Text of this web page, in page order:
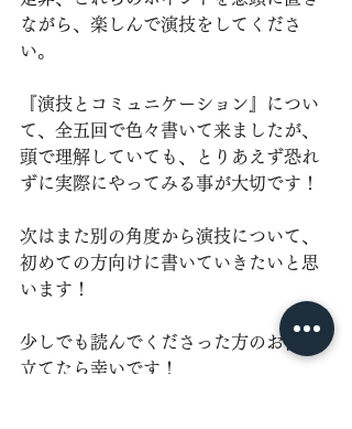
ながら、楽しんで演技をしてくださ
い。
『演技とコミュニケーション』につい
て、全五回で色々書いて来ましたが、
頭で理解していても、とりあえず恐れ
ずに実際にやってみる事が大切です！
次はまた別の角度から演技について、
初めての方向けに書いていきたいと思
います！
少しでも読んでくださった方のお役に
立てたら幸いです！